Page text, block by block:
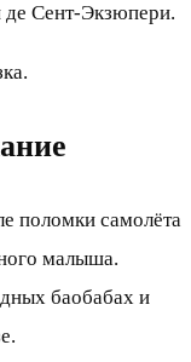
де Сент-Экзюпери.
поломки самолёта
малыша.
баобабах и